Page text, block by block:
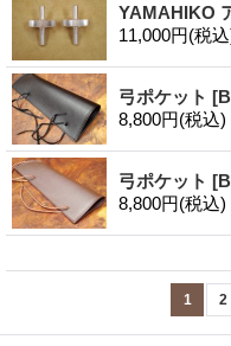
YAMAHIKO
11,000円(税
弓ポケット
8,800円(税込)
弓ポケット
8,800円(税込)
1 2